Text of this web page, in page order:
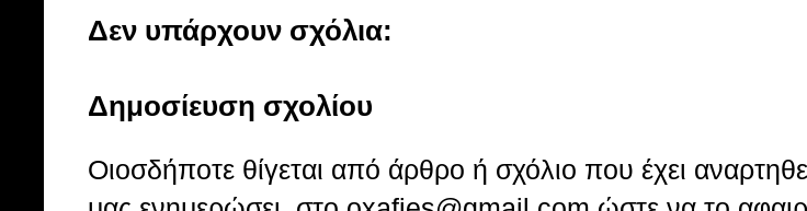
Δεν υπάρχουν σχόλια:
Δημοσίευση σχολίου
Οιοσδήποτε θίγεται από άρθρο ή σχόλιο που έχει